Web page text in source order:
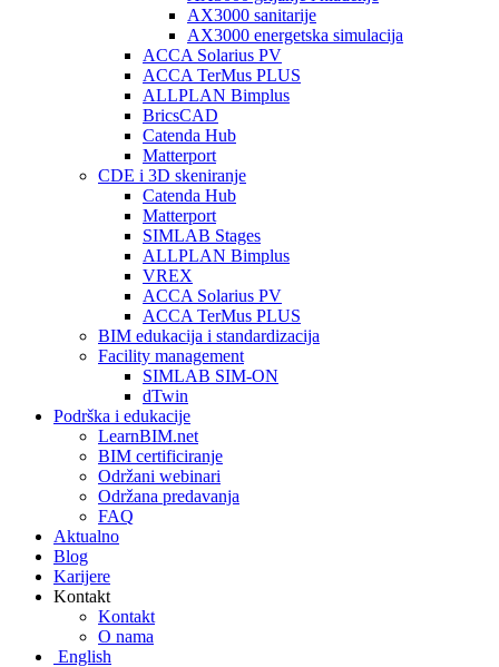
AX3000 sanitarije
AX3000 energetska simulacija
ACCA Solarius PV
ACCA TerMus PLUS
ALLPLAN Bimplus
BricsCAD
Catenda Hub
Matterport
CDE i 3D skeniranje
Catenda Hub
Matterport
SIMLAB Stages
ALLPLAN Bimplus
VREX
ACCA Solarius PV
ACCA TerMus PLUS
BIM edukacija i standardizacija
Facility management
SIMLAB SIM-ON
dTwin
Podrška i edukacije
LearnBIM.net
BIM certificiranje
Održani webinari
Održana predavanja
FAQ
Aktualno
Blog
Karijere
Kontakt
Kontakt
O nama
English